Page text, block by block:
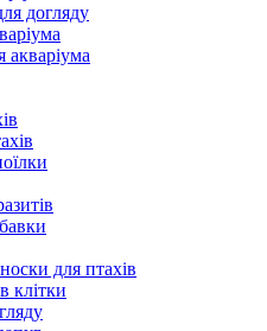
догляду
акваріума
для птахів
клітки